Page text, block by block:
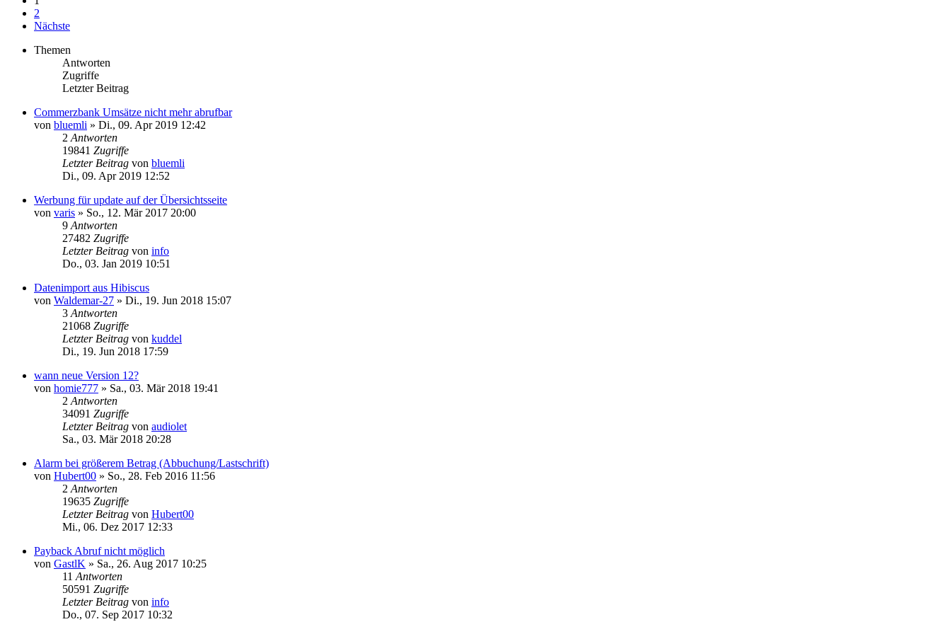
2
Nächste
Themen
Antworten
Zugriffe
Letzter Beitrag
Commerzbank Umsätze nicht mehr abrufbar
von bluemli » Di., 09. Apr 2019 12:42
2 Antworten
19841 Zugriffe
Letzter Beitrag von bluemli
Di., 09. Apr 2019 12:52
Werbung für update auf der Übersichtsseite
von varis » So., 12. Mär 2017 20:00
9 Antworten
27482 Zugriffe
Letzter Beitrag von info
Do., 03. Jan 2019 10:51
Datenimport aus Hibiscus
von Waldemar-27 » Di., 19. Jun 2018 15:07
3 Antworten
21068 Zugriffe
Letzter Beitrag von kuddel
Di., 19. Jun 2018 17:59
wann neue Version 12?
von homie777 » Sa., 03. Mär 2018 19:41
2 Antworten
34091 Zugriffe
Letzter Beitrag von audiolet
Sa., 03. Mär 2018 20:28
Alarm bei größerem Betrag (Abbuchung/Lastschrift)
von Hubert00 » So., 28. Feb 2016 11:56
2 Antworten
19635 Zugriffe
Letzter Beitrag von Hubert00
Mi., 06. Dez 2017 12:33
Payback Abruf nicht möglich
von GastlK » Sa., 26. Aug 2017 10:25
11 Antworten
50591 Zugriffe
Letzter Beitrag von info
Do., 07. Sep 2017 10:32